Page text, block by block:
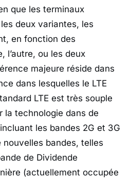
que les terminaux
deux variantes, les
en fonction des
l’autre, ou les deux
majeure réside dans
dans lesquelles le LTE
LTE est très souple
la technologie dans de
les bandes 2G et 3G
bandes, telles
de Dividende
(actuellement occupée